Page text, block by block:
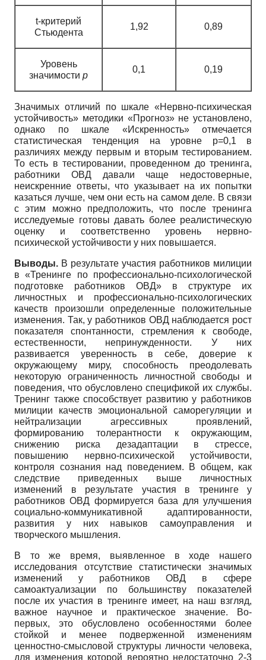
t-критерий
Стьюдента
1,92 0,89
Уровень
значимости p
0,1 0,19
Значимых отличий по шкале «Нервно-психическая
устойчивость» методики «Прогноз» не установлено,
однако по шкале «Искренность» отмечается
статистическая тенденция на уровне p=0,1 в
различиях между первым и вторым тестированием.
То есть в тестировании, проведенном до тренинга,
работники ОВД давали чаще недостоверные,
неискренние ответы, что указывает на их попытки
казаться лучше, чем они есть на самом деле. В связи
с этим можно предположить, что после тренинга
исследуемые готовы давать более реалистическую
оценку и соответственно уровень нервно-
психической устойчивости у них повышается.
Выводы. В результате участия работников милиции
в «Тренинге по профессионально-психологической
подготовке работников ОВД» в структуре их
личностных и профессионально-психологических
качеств произошли определенные положительные
изменения. Так, у работников ОВД наблюдается рост
показателя спонтанности, стремления к свободе,
естественности, непринужденности. У них
развивается уверенность в себе, доверие к
окружающему миру, способность преодолевать
некоторую ограниченность личностной свободы и
поведения, что обусловлено спецификой их службы.
Тренинг также способствует развитию у работников
милиции качеств эмоциональной саморегуляции и
нейтрализации агрессивных проявлений,
формированию толерантности к окружающим,
снижению риска дезадаптации в стрессе,
повышению нервно-психической устойчивости,
контроля сознания над поведением. В общем, как
следствие приведенных выше личностных
изменений в результате участия в тренинге у
работников ОВД формируется база для улучшения
социально-коммуникативной адаптированности,
развития у них навыков самоуправления и
творческого мышления.
В то же время, выявленное в ходе нашего
исследования отсутствие статистически значимых
изменений у работников ОВД в сфере
самоактуализации по большинству показателей
после их участия в тренинге имеет, на наш взгляд,
важное научное и практическое значение. Во-
первых, это обусловлено особенностями более
стойкой и менее подверженной изменениям
ценностно-смысловой структуры личности человека,
для изменения которой вероятно недостаточно 2-3